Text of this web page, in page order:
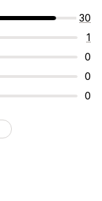
30
1
0
0
0